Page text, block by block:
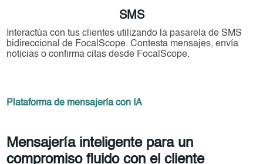
SMS
Interactúa con tus clientes utilizando la pasarela de SMS
bidireccional de FocalScope. Contesta mensajes, envía
noticias o confirma citas desde FocalScope.
Plataforma de mensajería con IA
Mensajería inteligente para un
compromiso fluido con el cliente